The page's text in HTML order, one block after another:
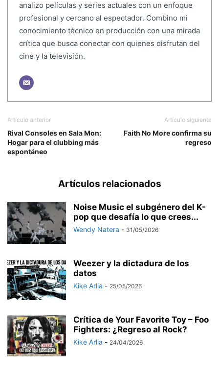
analizo películas y series actuales con un enfoque
profesional y cercano al espectador. Combino mi
conocimiento técnico en producción con una mirada
crítica que busca conectar con quienes disfrutan del
cine y la televisión.
Artículo anterior
Rival Consoles en Sala Mon:
Hogar para el clubbing más
espontáneo
Artículo siguiente
Faith No More confirma su
regreso
Artículos relacionados
Noise Music el subgénero del K-
pop que desafía lo que crees...
Wendy Natera - 31/05/2026
Weezer y la dictadura de los
datos
Kike Arlia - 25/05/2026
Crítica de Your Favorite Toy – Foo
Fighters: ¿Regreso al Rock?
Kike Arlia - 24/04/2026